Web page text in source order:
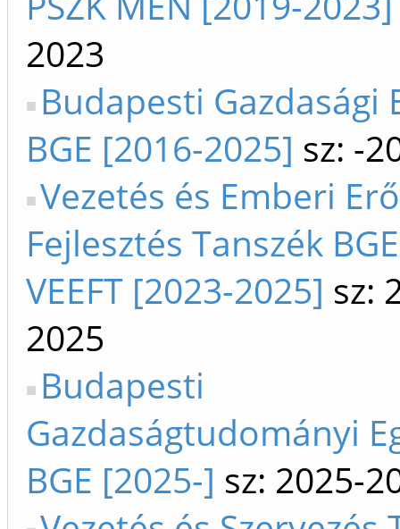
2023
Budapesti Gazdasági
BGE [2016-2025] sz: -
Vezetés és Emberi
Fejlesztés Tanszék
VEEFT [2023-2025] sz:
2025
Budapesti
Gazdaságtudományi
BGE [2025-] sz: 2025-